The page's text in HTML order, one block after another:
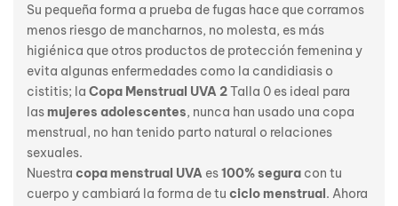
Su pequeña forma a prueba de fugas hace que corramos
menos riesgo de mancharnos, no molesta, es más
higiénica que otros productos de protección femenina y
evita algunas enfermedades como la candidiasis o
cistitis; la Copa Menstrual UVA 2Talla 0 es ideal para
lasmujeres adolescentes, nunca han usado una copa
menstrual, no han tenido parto natural o relaciones
sexuales.
Nuestra copa menstrual UVA es100% segura con tu
cuerpo y cambiará la forma de tu ciclo menstrual. Ahora